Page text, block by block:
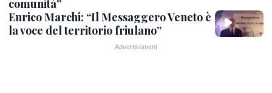
comunità”
Enrico Marchi: “Il Messaggero Veneto è
la voce del territorio friulano”